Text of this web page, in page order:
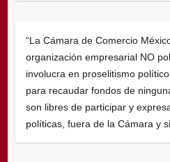
“La Cámara de Comercio
organización empresarial NO
involucra en proselitismo
para recaudar fondos de
son libres de participar y
políticas, fuera de la Cámara y